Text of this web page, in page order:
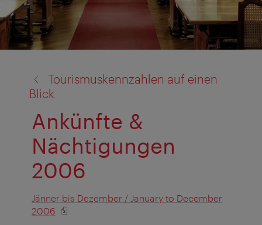
Tourismuskennzahlen auf einen
Blick
Ankünfte &
Nächtigungen
2006
Jänner bis Dezember / January to December
2006